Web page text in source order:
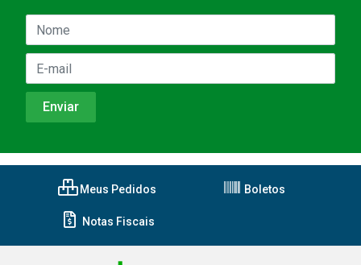
Meus Pedidos Boletos
Notas Fiscais